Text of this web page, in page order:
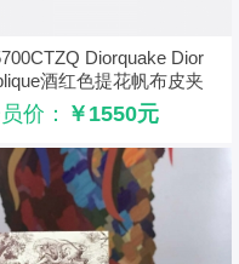
Diorquake Dior
酒红色提花帆布皮夹
手包 Dior手拿包 黑色
价： ￥1550元